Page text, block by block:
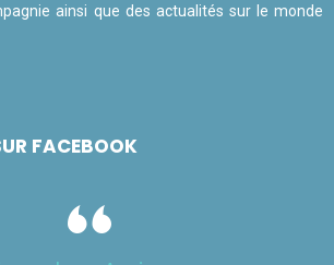
ainsi que des actualités sur le monde
FACEBOOK